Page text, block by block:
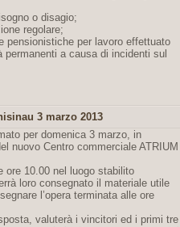
o disagio;
regolare;
pensionistiche per lavoro effettuato
a causa di incidenti sul
3 marzo 2013
per domenica 3 marzo, in
nuovo Centro commerciale ATRIUM
ore 10.00 nel luogo stabilito
loro consegnato il materiale utile
l’opera terminata alle ore
valuterà i vincitori ed i primi tre